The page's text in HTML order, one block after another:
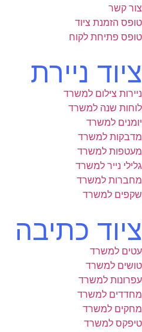
צור קשר
טופס הזמנת ציוד
טופס פתיחת לקוח
ציוד ניירת
ניירות צילום למשרד
לוחות שנה למשרד
יומנים למשרד
מדבקות למשרד
מעטפות למשרד
גלילי נייר למשרד
מחברות למשרד
שקפים למשרד
ציוד כתיבה
עטים למשרד
טושים למשרד
עפרונות למשרד
מחדדים למשרד
מחקים למשרד
טיפקס למשרד